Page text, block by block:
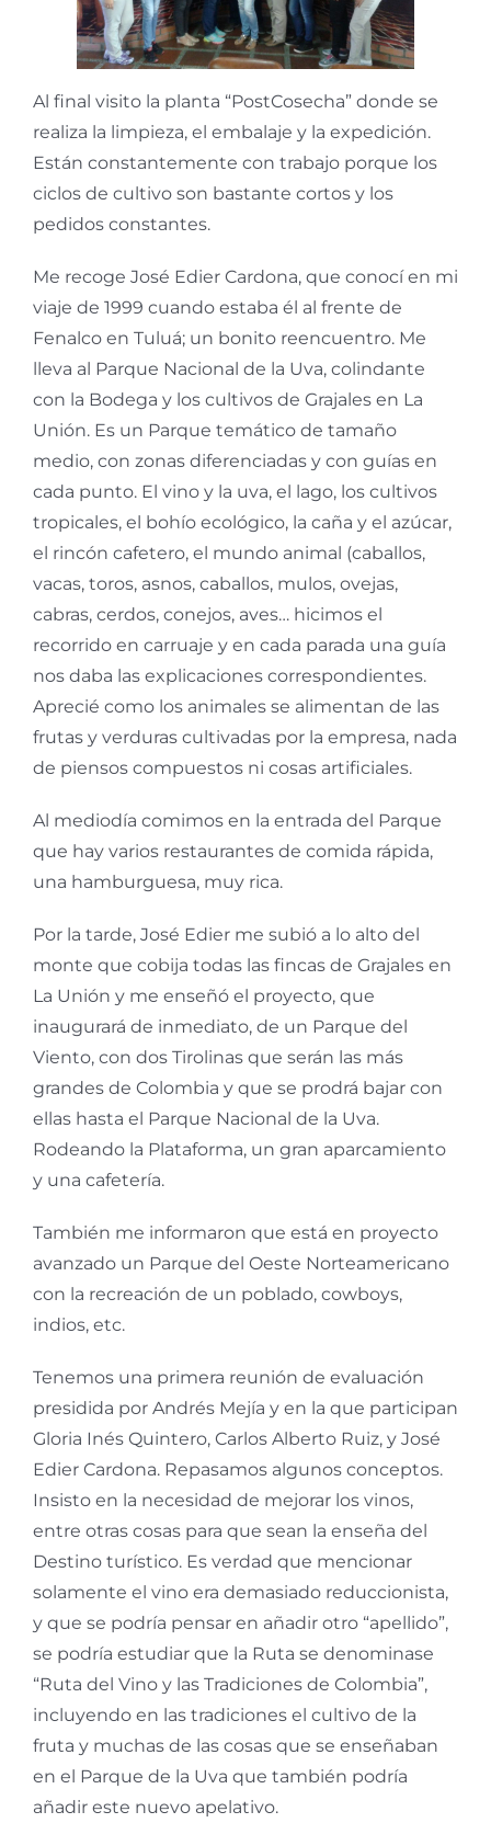
Al final visito la planta “PostCosecha” donde se
realiza la limpieza, el embalaje y la expedición.
Están constantemente con trabajo porque los
ciclos de cultivo son bastante cortos y los
pedidos constantes.
Me recoge José Edier Cardona, que conocí en mi
viaje de 1999 cuando estaba él al frente de
Fenalco en Tuluá; un bonito reencuentro. Me
lleva al Parque Nacional de la Uva, colindante
con la Bodega y los cultivos de Grajales en La
Unión. Es un Parque temático de tamaño
medio, con zonas diferenciadas y con guías en
cada punto. El vino y la uva, el lago, los cultivos
tropicales, el bohío ecológico, la caña y el azúcar,
el rincón cafetero, el mundo animal (caballos,
vacas, toros, asnos, caballos, mulos, ovejas,
cabras, cerdos, conejos, aves… hicimos el
recorrido en carruaje y en cada parada una guía
nos daba las explicaciones correspondientes.
Aprecié como los animales se alimentan de las
frutas y verduras cultivadas por la empresa, nada
de piensos compuestos ni cosas artificiales.
Al mediodía comimos en la entrada del Parque
que hay varios restaurantes de comida rápida,
una hamburguesa, muy rica.
Por la tarde, José Edier me subió a lo alto del
monte que cobija todas las fincas de Grajales en
La Unión y me enseñó el proyecto, que
inaugurará de inmediato, de un Parque del
Viento, con dos Tirolinas que serán las más
grandes de Colombia y que se prodrá bajar con
ellas hasta el Parque Nacional de la Uva.
Rodeando la Plataforma, un gran aparcamiento
y una cafetería.
También me informaron que está en proyecto
avanzado un Parque del Oeste Norteamericano
con la recreación de un poblado, cowboys,
indios, etc.
Tenemos una primera reunión de evaluación
presidida por Andrés Mejía y en la que participan
Gloria Inés Quintero, Carlos Alberto Ruiz, y José
Edier Cardona. Repasamos algunos conceptos.
Insisto en la necesidad de mejorar los vinos,
entre otras cosas para que sean la enseña del
Destino turístico. Es verdad que mencionar
solamente el vino era demasiado reduccionista,
y que se podría pensar en añadir otro “apellido”,
se podría estudiar que la Ruta se denominase
“Ruta del Vino y las Tradiciones de Colombia”,
incluyendo en las tradiciones el cultivo de la
fruta y muchas de las cosas que se enseñaban
en el Parque de la Uva que también podría
añadir este nuevo apelativo.